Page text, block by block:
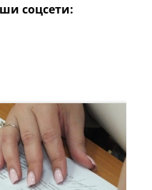
соцсети: